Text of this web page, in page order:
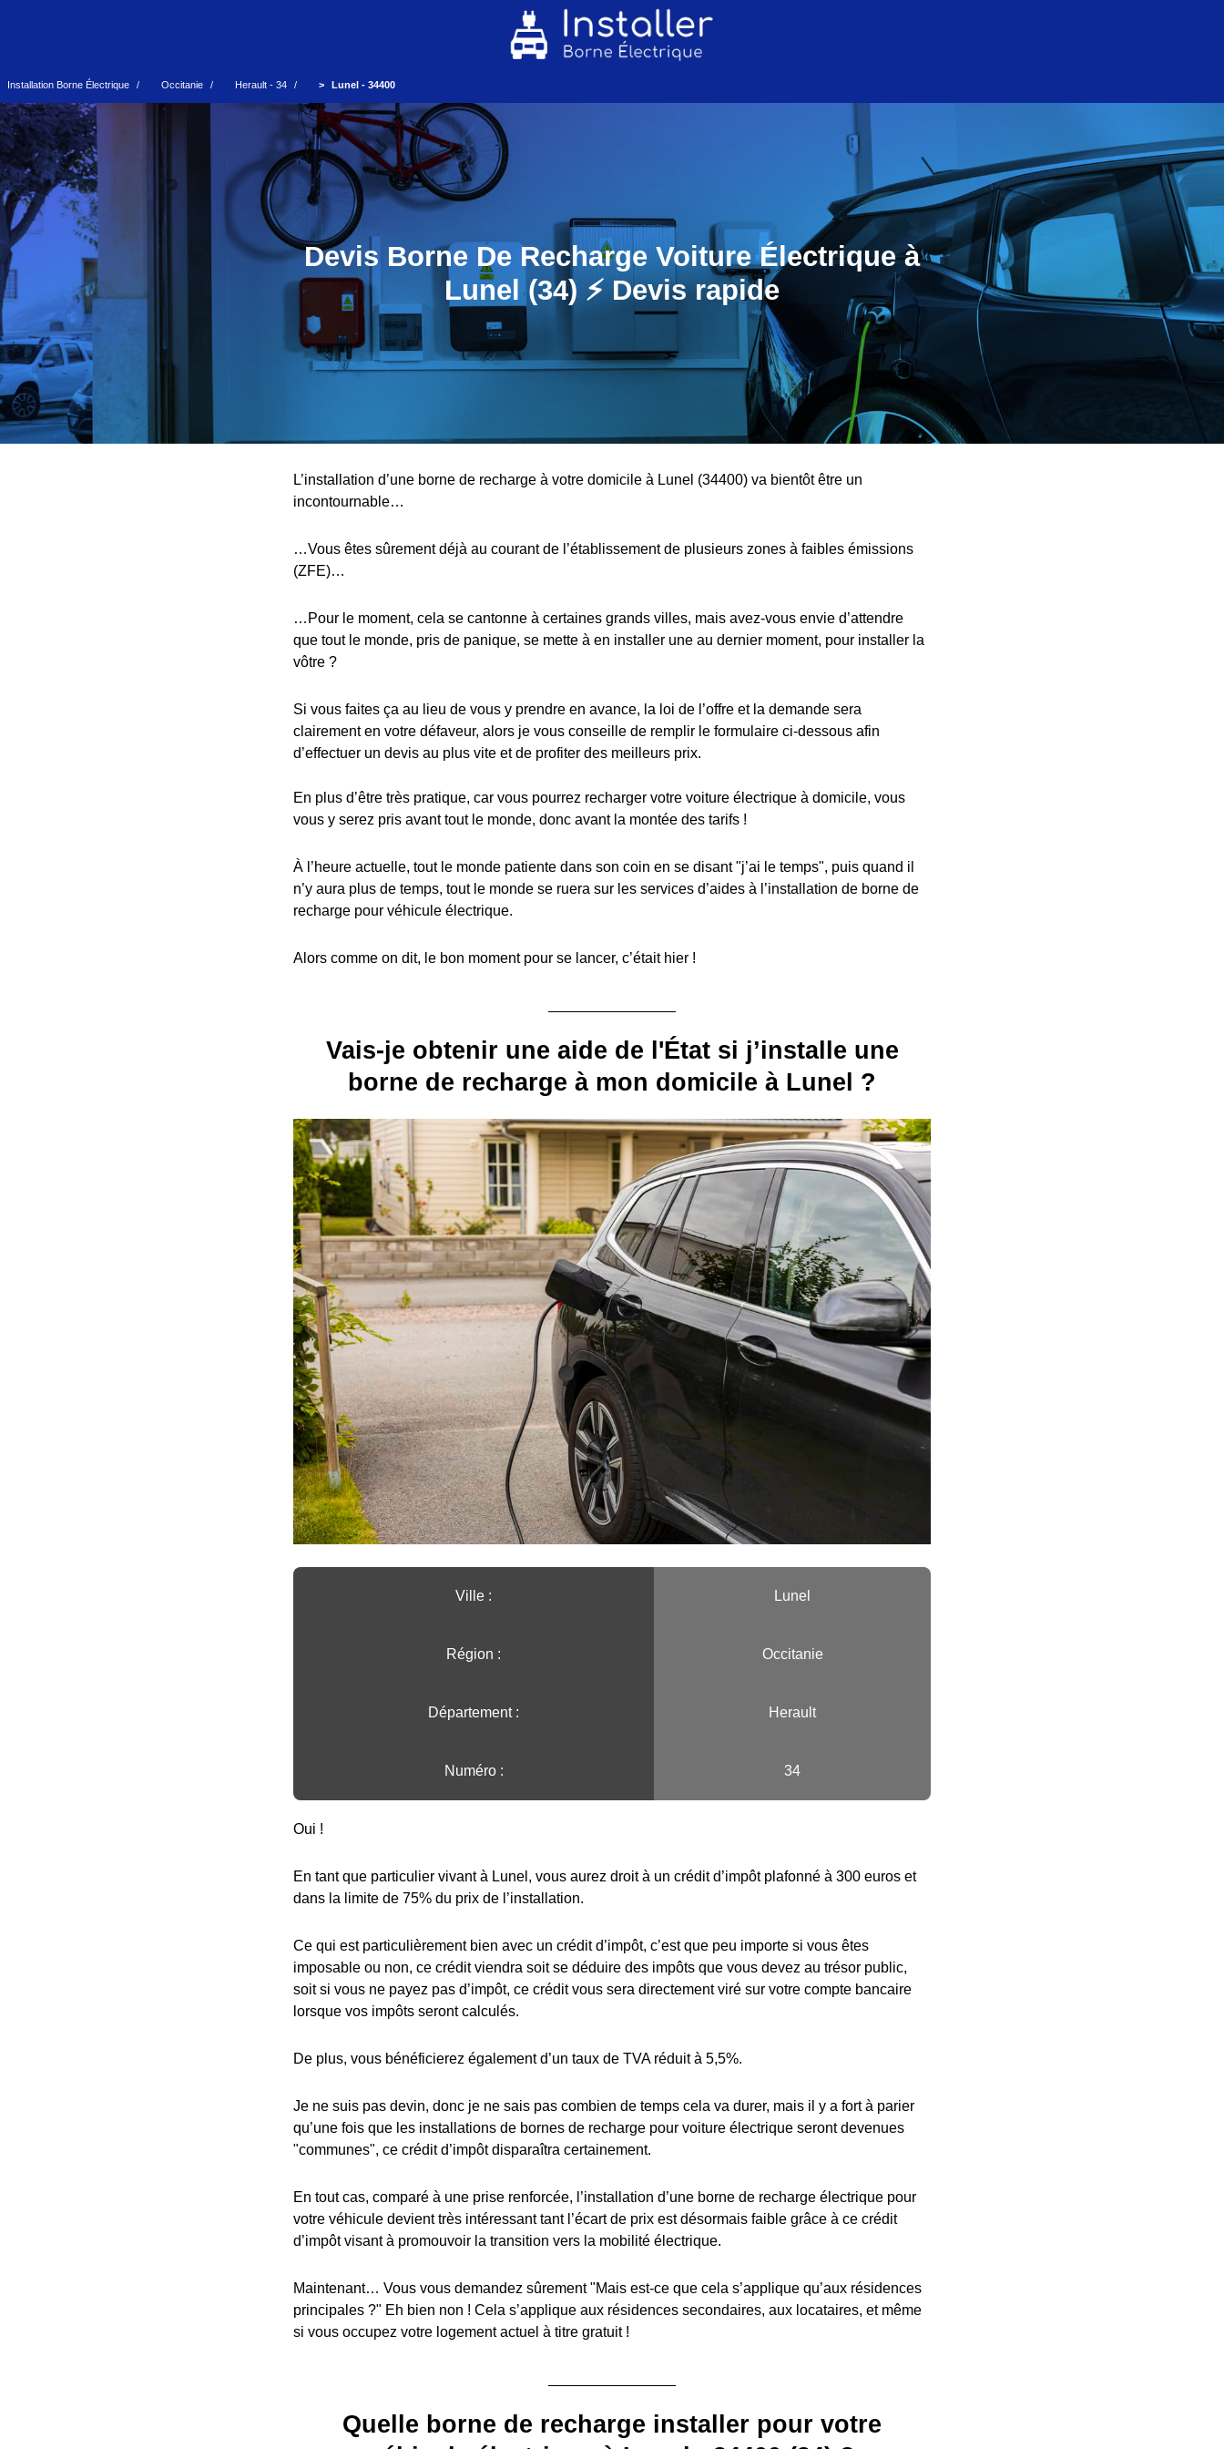
Installation Borne Électrique Occitanie Herault - 34 Lunel - 34400
Devis Borne De Recharge Voiture Électrique à
Lunel (34) ⚡️ Devis rapide
L’installation d’une borne de recharge à votre domicile à Lunel (34400) va bientôt être un
incontournable…
…Vous êtes sûrement déjà au courant de l’établissement de plusieurs zones à faibles émissions
(ZFE)…
…Pour le moment, cela se cantonne à certaines grands villes, mais avez-vous envie d’attendre
que tout le monde, pris de panique, se mette à en installer une au dernier moment, pour installer la
vôtre ?
Si vous faites ça au lieu de vous y prendre en avance, la loi de l’offre et la demande sera
clairement en votre défaveur, alors je vous conseille de remplir le formulaire ci-dessous afin
d’effectuer un devis au plus vite et de profiter des meilleurs prix.
En plus d’être très pratique, car vous pourrez recharger votre voiture électrique à domicile, vous
vous y serez pris avant tout le monde, donc avant la montée des tarifs !
À l’heure actuelle, tout le monde patiente dans son coin en se disant "j’ai le temps", puis quand il
n’y aura plus de temps, tout le monde se ruera sur les services d’aides à l’installation de borne de
recharge pour véhicule électrique.
Alors comme on dit, le bon moment pour se lancer, c’était hier !
Vais-je obtenir une aide de l'État si j’installe une
borne de recharge à mon domicile à Lunel ?
Ville :️ Lunel
Région :️ Occitanie
Département : Herault
Numéro : 34
Oui !
En tant que particulier vivant à Lunel, vous aurez droit à un crédit d’impôt plafonné à 300 euros et
dans la limite de 75% du prix de l’installation.
Ce qui est particulièrement bien avec un crédit d’impôt, c’est que peu importe si vous êtes
imposable ou non, ce crédit viendra soit se déduire des impôts que vous devez au trésor public,
soit si vous ne payez pas d’impôt, ce crédit vous sera directement viré sur votre compte bancaire
lorsque vos impôts seront calculés.
De plus, vous bénéficierez également d’un taux de TVA réduit à 5,5%.
Je ne suis pas devin, donc je ne sais pas combien de temps cela va durer, mais il y a fort à parier
qu’une fois que les installations de bornes de recharge pour voiture électrique seront devenues
"communes", ce crédit d’impôt disparaîtra certainement.
En tout cas, comparé à une prise renforcée, l’installation d’une borne de recharge électrique pour
votre véhicule devient très intéressant tant l’écart de prix est désormais faible grâce à ce crédit
d’impôt visant à promouvoir la transition vers la mobilité électrique.
Maintenant… Vous vous demandez sûrement "Mais est-ce que cela s’applique qu’aux résidences
principales ?" Eh bien non ! Cela s’applique aux résidences secondaires, aux locataires, et même
si vous occupez votre logement actuel à titre gratuit !
Quelle borne de recharge installer pour votre